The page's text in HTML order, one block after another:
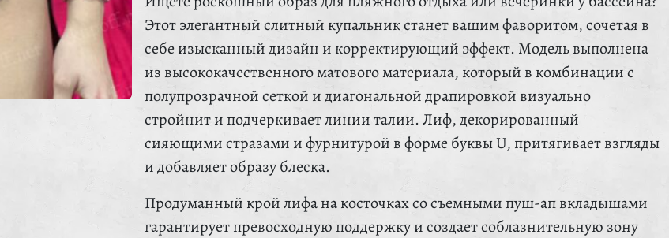
Этот элегантный слитный купальник станет вашим фаворитом, сочетая в
себе изысканный дизайн и корректирующий эффект. Модель выполнена
из высококачественного матового материала, который в комбинации с
полупрозрачной сеткой и диагональной драпировкой визуально
стройнит и подчеркивает линии талии. Лиф, декорированный
сияющими стразами и фурнитурой в форме буквы U, притягивает взгляды
и добавляет образу блеска.
Продуманный крой лифа на косточках со съемными пуш-ап вкладышами
гарантирует превосходную поддержку и создает соблазнительную зону